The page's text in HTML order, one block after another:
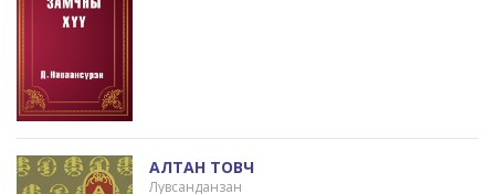
АЛТАН ТОВЧ
Лувсанданзан